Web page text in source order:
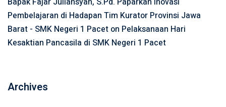
Pembelajaran di Hadapan Tim Kurator Provinsi Jawa
Barat - SMK Negeri 1 Pacet on Pelaksanaan Hari
Kesaktian Pancasila di SMK Negeri 1 Pacet
Archives